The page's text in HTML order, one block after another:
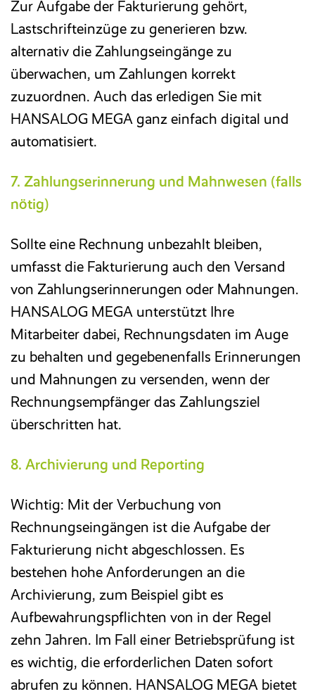
Zur Aufgabe der Fakturierung gehört,
Lastschrifteinzüge zu generieren bzw.
alternativ die Zahlungseingänge zu
überwachen, um Zahlungen korrekt
zuzuordnen. Auch das erledigen Sie mit
HANSALOG MEGA ganz einfach digital und
automatisiert.
7. Zahlungserinnerung und Mahnwesen (falls
nötig)
Sollte eine Rechnung unbezahlt bleiben,
umfasst die Fakturierung auch den Versand
von Zahlungserinnerungen oder Mahnungen.
HANSALOG MEGA unterstützt Ihre
Mitarbeiter dabei, Rechnungsdaten im Auge
zu behalten und gegebenenfalls Erinnerungen
und Mahnungen zu versenden, wenn der
Rechnungsempfänger das Zahlungsziel
überschritten hat.
8. Archivierung und Reporting
Wichtig: Mit der Verbuchung von
Rechnungseingängen ist die Aufgabe der
Fakturierung nicht abgeschlossen. Es
bestehen hohe Anforderungen an die
Archivierung, zum Beispiel gibt es
Aufbewahrungspflichten von in der Regel
zehn Jahren. Im Fall einer Betriebsprüfung ist
es wichtig, die erforderlichen Daten sofort
abrufen zu können. HANSALOG MEGA bietet